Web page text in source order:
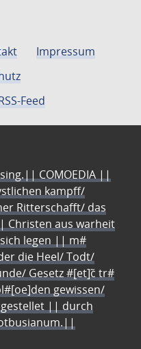
Impressum
Feed
COMOEDIA ||
kampff/
Ritterschafft/ das
Christen aus warheit
legen || m#
die Heel/ Todt/
Gesetz #[et]c̃ tr#
gewissen/
|| durch